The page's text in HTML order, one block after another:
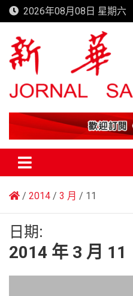
Skip
to
content
2026年08月08日 星期六
新華澳報
2014 3 月 11
日期:
2014 年 3 月 11